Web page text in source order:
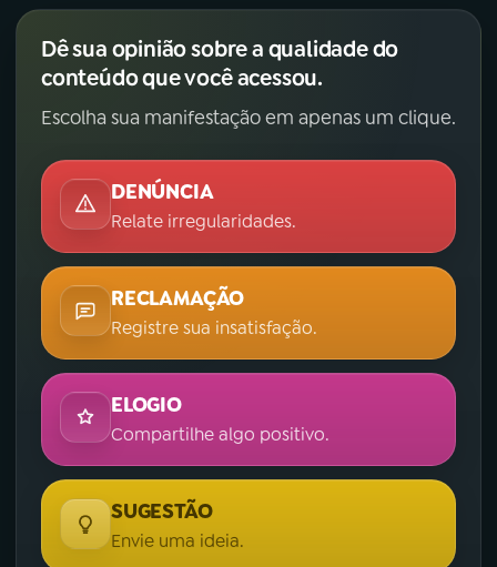
Dê sua opinião sobre a qualidade do
conteúdo que você acessou.
Escolha sua manifestação em apenas um clique.
DENÚNCIA
Relate irregularidades.
RECLAMAÇÃO
Registre sua insatisfação.
ELOGIO
Compartilhe algo positivo.
SUGESTÃO
Envie uma ideia.